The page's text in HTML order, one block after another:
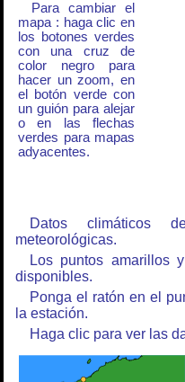
Para cambiar el
mapa : haga clic en
los botones verdes
con una cruz de
color negro para
hacer un zoom, en
el botón verde con
un guión para alejar
o en las flechas
verdes para mapas
adyacentes.
Datos climáticos
meteorológicas.
Los puntos amarillos
disponibles.
Ponga el ratón en el
la estación.
Haga clic para ver las